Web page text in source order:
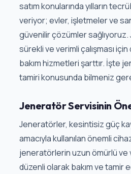
satım konularında yılların
veriyor; evler, işletmeler ve
güvenilir çözümler
sürekli ve verimli çalışması
bakım hizmetleri şarttır. İşte
tamiri konusunda bilmeniz
Jeneratör Servisinin
Jeneratörler, kesintisiz güç
amacıyla kullanılan önemli
jeneratörlerin uzun ömürlü ve
düzenli olarak bakım ve tamir